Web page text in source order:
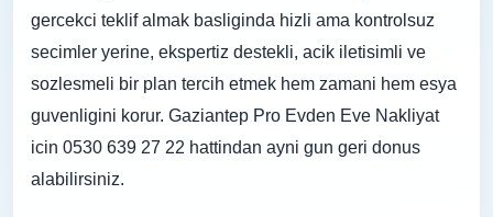
gercekci teklif almak basliginda hizli ama kontrolsuz
secimler yerine, ekspertiz destekli, acik iletisimli ve
sozlesmeli bir plan tercih etmek hem zamani hem esya
guvenligini korur. Gaziantep Pro Evden Eve Nakliyat
icin 0530 639 27 22 hattindan ayni gun geri donus
alabilirsiniz.